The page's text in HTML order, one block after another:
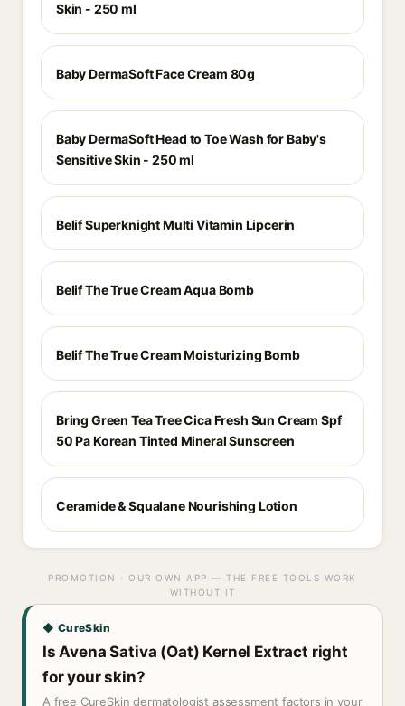
Skin - 250 ml
Baby DermaSoft Face Cream 80g
Baby DermaSoft Head to Toe Wash for Baby's
Sensitive Skin - 250 ml
Belif Superknight Multi Vitamin Lipcerin
Belif The True Cream Aqua Bomb
Belif The True Cream Moisturizing Bomb
Bring Green Tea Tree Cica Fresh Sun Cream Spf
50 Pa Korean Tinted Mineral Sunscreen
Ceramide & Squalane Nourishing Lotion
PROMOTION · OUR OWN APP — THE FREE TOOLS WORK
WITHOUT IT
◆ CureSkin
Is Avena Sativa (Oat) Kernel Extract right
for your skin?
A free CureSkin dermatologist assessment factors in your